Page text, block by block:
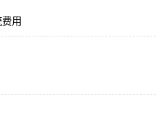
用